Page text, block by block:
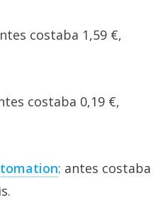
costaba 1,59 €,
costaba 0,19 €,
: antes costaba